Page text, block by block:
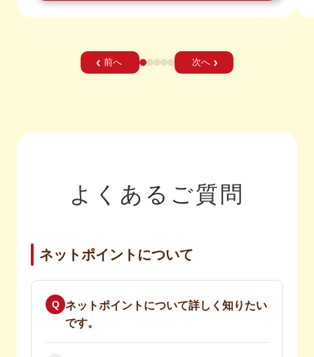
前へ 次へ
よくあるご質問
ネットポイントについて
Q ネットポイントについて詳しく知りたい
です。